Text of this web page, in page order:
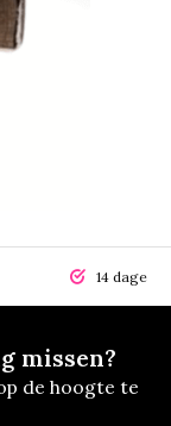
14 dagen
missen?
de hoogte te